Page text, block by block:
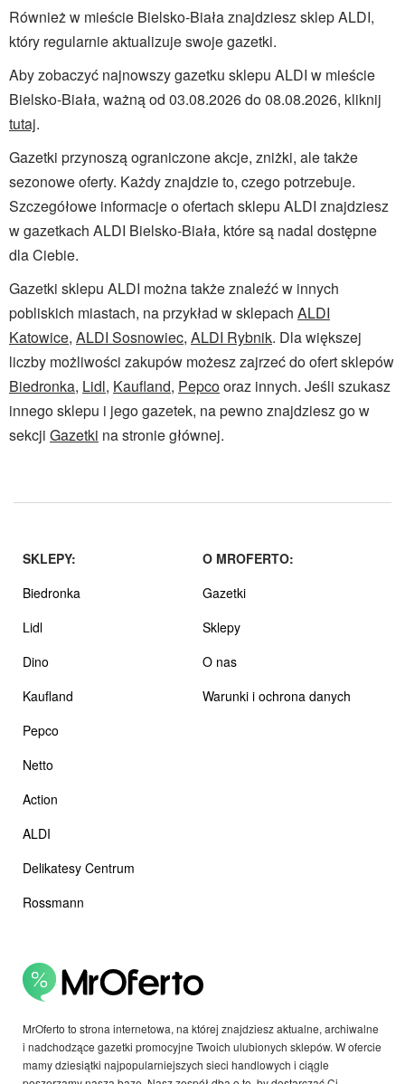
Również w mieście Bielsko-Biała znajdziesz sklep ALDI,
który regularnie aktualizuje swoje gazetki.
Aby zobaczyć najnowszy gazetku sklepu ALDI w mieście
Bielsko-Biała, ważną od 03.08.2026 do 08.08.2026, kliknij
tutaj.
Gazetki przynoszą ograniczone akcje, zniżki, ale także
sezonowe oferty. Każdy znajdzie to, czego potrzebuje.
Szczegółowe informacje o ofertach sklepu ALDI znajdziesz
w gazetkach ALDI Bielsko-Biała, które są nadal dostępne
dla Ciebie.
Gazetki sklepu ALDI można także znaleźć w innych
pobliskich miastach, na przykład w sklepach ALDI
Katowice, ALDI Sosnowiec, ALDI Rybnik. Dla większej
liczby możliwości zakupów możesz zajrzeć do ofert sklepów
Biedronka, Lidl, Kaufland, Pepcooraz innych. Jeśli szukasz
innego sklepu i jego gazetek, na pewno znajdziesz go w
sekcji Gazetki na stronie głównej.
MrOferto to strona internetowa, na której znajdziesz aktualne, archiwalne
i nadchodzące gazetki promocyjne Twoich ulubionych sklepów. W ofercie
mamy dziesiątki najpopularniejszych sieci handlowych i ciągle
SKLEPY:
Biedronka
Lidl
Dino
Kaufland
Pepco
Netto
Action
ALDI
Delikatesy Centrum
Rossmann
O MROFERTO:
Gazetki
Sklepy
O nas
Warunki i ochrona danych